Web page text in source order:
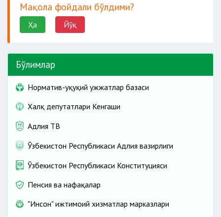
Мақола фойдали бўлдими?
Ҳа Йўқ
Бўлимлар
Норматив-ҳуқуқий ҳужжатлар базаси
Халқ депутатлари Кенгаши
Адлия ТВ
Ўзбекистон Республикаси Адлия вазирлиги
Ўзбекистон Республикаси Конституцияси
Пенсия ва нафақалар
"Инсон" ижтимоий хизматлар марказлари